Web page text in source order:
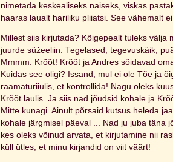
nimetada keskealiseks naiseks, viskas
haaras laualt hariliku pliiatsi. See vähemalt ei
Millest siis kirjutada? Kõigepealt tuleks välja
juurde süžeeliin. Tegelased, tegevuskäik,
Mmmm. Krõõt! Krõõt ja Andres sõidavad
Kuidas see oligi? Issand, mul ei ole Tõe ja
raamaturiiulis, et kontrollida! Nagu oleks
Krõõt laulis. Ja siis nad jõudsid kohale ja
Mitte kunagi. Ainult põrsaid kutsus heleda
kohale järgmisel päeval ... Nad ju juba täna
kes oleks võinud arvata, et kirjutamine nii
küll ütles, et minu kirjandid on viit väärt!